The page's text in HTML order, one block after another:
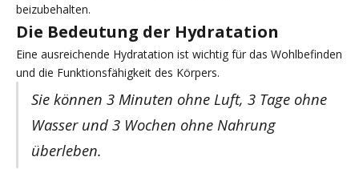
beizubehalten.
Die Bedeutung der Hydratation
Eine ausreichende Hydratation ist wichtig für das Wohlbefinden
und die Funktionsfähigkeit des Körpers.
Sie können 3 Minuten ohne Luft, 3 Tage ohne
Wasser und 3 Wochen ohne Nahrung
überleben.